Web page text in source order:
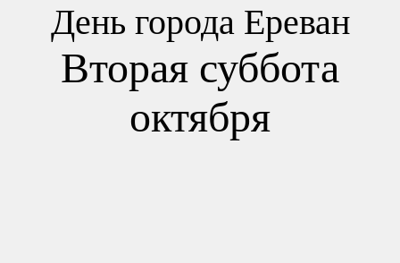
День города Ереван
Вторая суббота
октября